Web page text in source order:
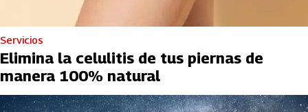
Servicios
Elimina la celulitis de tus piernas de
manera 100% natural